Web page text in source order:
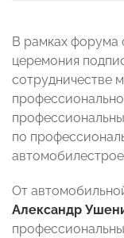
В рамках форума
церемония
сотрудничестве
по
От
Александр